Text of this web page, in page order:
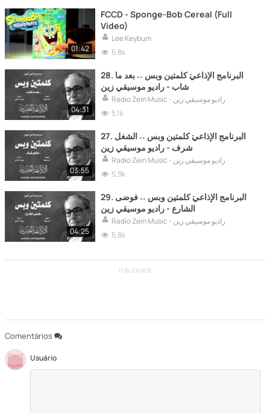
Comentários
Usuário
01:42
FCCD - Sponge-Bob Cereal (Full
Video)
Lee Keybum
5,8k
04:31
28. البرنامج الإذاعي׃ كلمتين وبس ˖˖ بعد ما
شاب - راديو موسيقي زين
Radio Zein Music - راديو موسيقي زين
5,1k
03:55
27. البرنامج الإذاعي׃ كلمتين وبس ˖˖ الشغل
شرف - راديو موسيقي زين
Radio Zein Music - راديو موسيقي زين
5,9k
04:25
29. البرنامج الإذاعي׃ كلمتين وبس ˖˖ فوضى
الشارع - راديو موسيقي زين
Radio Zein Music - راديو موسيقي زين
5,8k
PUBLICIDADE